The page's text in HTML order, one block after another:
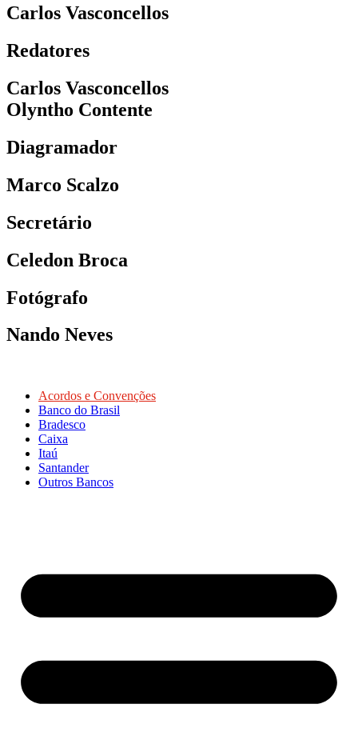
Carlos Vasconcellos
Redatores
Carlos Vasconcellos
Olyntho Contente
Diagramador
Marco Scalzo
Secretário
Celedon Broca
Fotógrafo
Nando Neves
Acordos e Convenções
Banco do Brasil
Bradesco
Caixa
Itaú
Santander
Outros Bancos